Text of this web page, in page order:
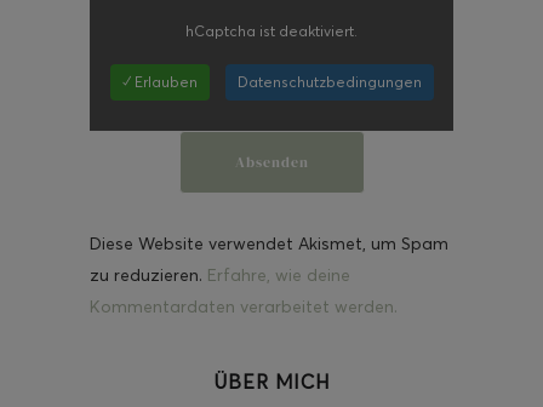
hCaptcha ist deaktiviert.
✓ Erlauben Datenschutzbedingungen
Diese Website verwendet Akismet, um Spam
zu reduzieren. Erfahre, wie deine
Kommentardaten verarbeitet werden.
ÜBER MICH